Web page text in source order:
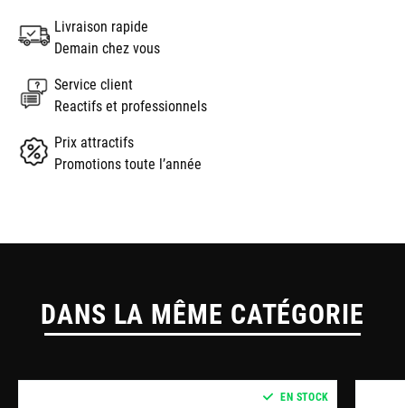
Livraison rapide
Demain chez vous
Service client
Reactifs et professionnels
Prix attractifs
Promotions toute l’année
DANS LA MÊME CATÉGORIE
EN STOCK